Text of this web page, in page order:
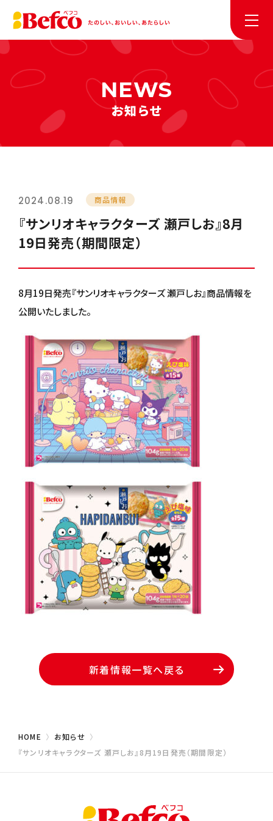
お知らせ
2024.08.19 商品情報
『サンリオキャラクターズ 瀬戸しお』8月
19日発売（期間限定）
8月19日発売『サンリオキャラクターズ 瀬戸しお』商品情報を
公開いたしました。
新着情報一覧へ戻る
HOME
お知らせ
『サンリオキャラクターズ 瀬戸しお』8月19日発売（期間限定）